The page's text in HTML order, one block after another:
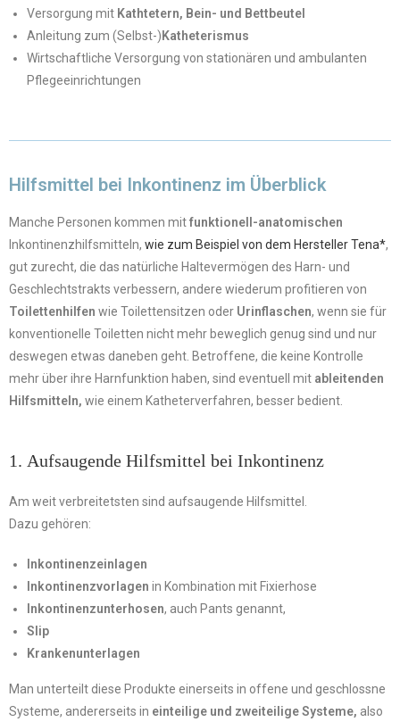
Versorgung mit Kathtetern, Bein- und Bettbeutel
Anleitung zum (Selbst-)Katheterismus
Wirtschaftliche Versorgung von stationären und ambulanten
Pflegeeinrichtungen
Hilfsmittel bei Inkontinenz im Überblick
Manche Personen kommen mitfunktionell-anatomischen
Inkontinenzhilfsmitteln, wie zum Beispiel von dem Hersteller Tena*,
gut zurecht, die das natürliche Haltevermögen des Harn- und
Geschlechtstrakts verbessern, andere wiederum profitieren von
Toilettenhilfen wie Toilettensitzen oder Urinflaschen, wenn sie für
konventionelle Toiletten nicht mehr beweglich genug sind und nur
deswegen etwas daneben geht. Betroffene, die keine Kontrolle
mehr über ihre Harnfunktion haben, sind eventuell mit ableitenden
Hilfsmitteln, wie einem Katheterverfahren, besser bedient.
1. Aufsaugende Hilfsmittel bei Inkontinenz
Am weit verbreitetsten sind aufsaugende Hilfsmittel.
Dazu gehören:
Inkontinenzeinlagen
Inkontinenzvorlagen in Kombination mit Fixierhose
Inkontinenzunterhosen, auch Pants genannt,
Slip
Krankenunterlagen
Man unterteilt diese Produkte einerseits in offene und geschlossne
Systeme, andererseits in einteilige und zweiteilige Systeme, also